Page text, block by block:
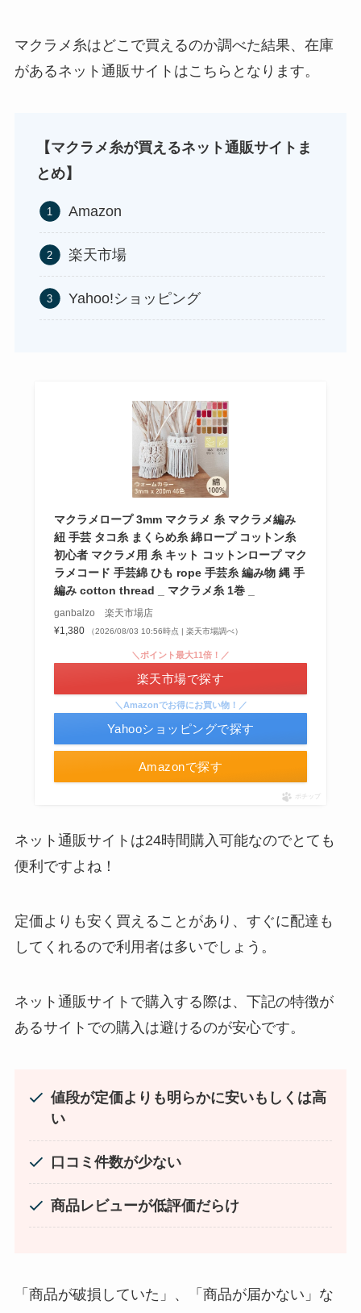
使い捨ておしぼりはどこで買える？販売店は100均
（ダイソー、セリア）！
背脂はどこに売ってる？業務スーパーやイオンで
買える？
オンでは売ってない!
える！
冷凍ペットボトルはどこに売ってる？ドンキやセ
ブンなどのコンビニで買える！
マックカードはどこで買える？Amazonや金券ショ
五家宝はどこで買える？取扱店はスーパーや百貨
ストレッチポールはどこで買える？取扱店は100均
やニトリ？
アサイーの冷凍はどこに売ってる？コストコや業
務スーパーで買える！
均で売ってる？
インソールはどこに売ってる？100均やドラッグス
トアで買える！
LANケーブルはどこで買える？ドンキや100均に売
忍者めし鉄の鎧はどこに売ってる？セブン・ロー
ソンなどのコンビニで買える！
マクラメ糸はどこで買えるのか調べた結果、在庫
があるネット通販サイトはこちらとなります。
【マクラメ糸が買えるネット通販サイトま
とめ】
Amazon
楽天市場
Yahoo!ショッピング
マクラメロープ 3mm マクラメ 糸 マクラメ編み
紐 手芸 タコ糸 まくらめ糸 綿ロープ コットン糸
初心者 マクラメ用 糸 キット コットンロープ マク
ラメコード 手芸綿 ひも rope 手芸糸 編み物 縄 手
編み cotton thread _ マクラメ糸 1巻 _
ganbalzo 楽天市場店
¥1,380
（2026/08/03 10:56時点 | 楽天市場調べ）
Amazonで探す
＼ポイント最大11倍！／
楽天市場で探す
＼Amazonでお得にお買い物！／
Yahooショッピングで探す
ポチップ
ネット通販サイトは24時間購入可能なのでとても
便利ですよね！
定価よりも安く買えることがあり、すぐに配達も
してくれるので利用者は多いでしょう。
ネット通販サイトで購入する際は、下記の特徴が
あるサイトでの購入は避けるのが安心です。
値段が定価よりも明らかに安いもしくは高
い
口コミ件数が少ない
商品レビューが低評価だらけ
「商品が破損していた」、「商品が届かない」な